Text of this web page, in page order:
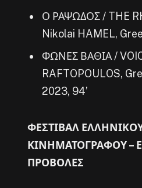
Ο ΡΑΨΩΔΟΣ / THE
Nikolai HAMEL,
ΦΩΝΕΣ ΒΑΘΙΑ /
RAFTOPOULOS,
2023, 94’
ΦΕΣΤΙΒΑΛ
ΚΙΝΗΜΑΤΟΓΡΑΦΟΥ –
ΠΡΟΒΟΛΕΣ